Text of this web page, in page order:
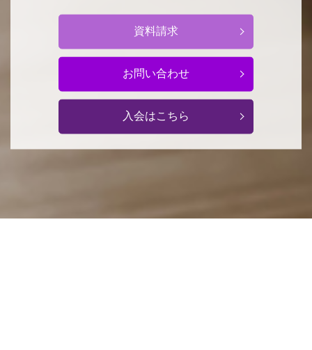
資料請求
お問い合わせ
入会はこちら